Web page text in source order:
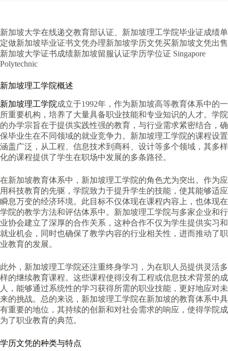
新加坡大学在线递交教育部认证、新加坡理工学院毕业证成绩单
定做新加坡毕业证书文凭办理新加坡学历文凭买新加坡文凭出售
新加坡大学证书成绩新加坡留服认证学历学位证 Singapore
Polytechnic
新加坡理工学院概述
新加坡理工学院成立于1992年，作为新加坡高等教育体系中的一
所重要机构，培养了大量具备职业技能和专业知识的人才。学院
的办学宗旨在于提供实践性强的教育，与行业需求紧密结合，确
保毕业生在不同领域的就业竞争力。新加坡理工学院的课程设置
涵盖广泛，从工程、信息技术到商科、设计等多个领域，其多样
化的课程提供了学生在职场中发展的多条路径。
在新加坡教育体系中，新加坡理工学院的角色尤为突出。作为应
用科技教育的先驱，学院致力于提升学生的技能，使其能够适应
瞬息万变的经济环境。此目标不仅体现在课程内容上，也体现在
学院的教学方法和评估体系中。新加坡理工学院与多家企业和行
业协会建立了深厚的合作关系，这种合作不仅为学生提供实习和
就业机会，同时也确保了教学内容的行业相关性，进而推动了职
业教育的发展。
此外，新加坡理工学院还注重终身学习，为在职人员提供灵活多
样的继续教育课程。这些课程使得没有工程或信息技术背景的成
人，能够通过系统性的学习获得所需的职业技能，更好地应对未
来的挑战。总的来说，新加坡理工学院在新加坡的教育体系中具
有重要的地位，其持续的创新和对社会需求的响应，使得学院成
为了职业教育的典范。
学历文凭的种类与特点